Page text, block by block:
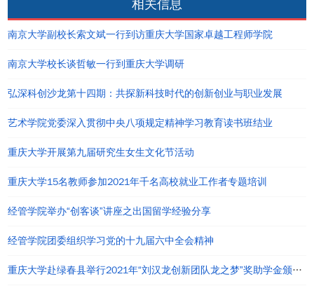
相关信息
南京大学副校长索文斌一行到访重庆大学国家卓越工程师学院
南京大学校长谈哲敏一行到重庆大学调研
弘深科创沙龙第十四期：共探新科技时代的创新创业与职业发展
艺术学院党委深入贯彻中央八项规定精神学习教育读书班结业
重庆大学开展第九届研究生女生文化节活动
重庆大学15名教师参加2021年千名高校就业工作者专题培训
经管学院举办“创客谈”讲座之出国留学经验分享
经管学院团委组织学习党的十九届六中全会精神
重庆大学赴绿春县举行2021年“刘汉龙创新团队龙之梦”奖助学金颁发仪式